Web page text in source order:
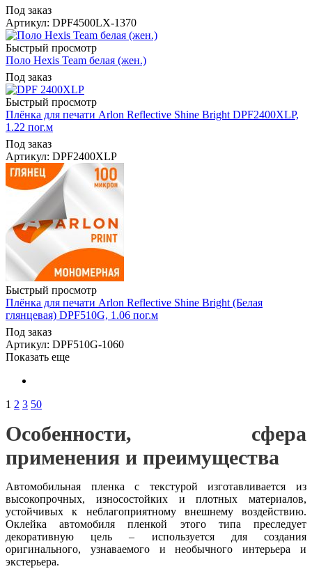
Под заказ
Артикул: DPF4500LX-1370
Быстрый просмотр
Поло Hexis Team белая (жен.)
Под заказ
Быстрый просмотр
Плёнка для печати Arlon Reflective Shine Bright DPF2400XLP,
1.22 пог.м
Под заказ
Артикул: DPF2400XLP
Быстрый просмотр
Плёнка для печати Arlon Reflective Shine Bright (Белая
глянцевая) DPF510G, 1.06 пог.м
Под заказ
Артикул: DPF510G-1060
Показать еще
1 2 3 50
Особенности, сфера
применения и преимущества
Автомобильная пленка с текстурой изготавливается из
высокопрочных, износостойких и плотных материалов,
устойчивых к неблагоприятному внешнему воздействию.
Оклейка автомобиля пленкой этого типа преследует
декоративную цель – используется для создания
оригинального, узнаваемого и необычного интерьера и
экстерьера.